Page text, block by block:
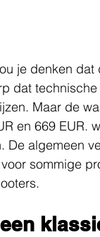
je denken
dat
Maar de
en 669 EUR.
De algemeen
sommige